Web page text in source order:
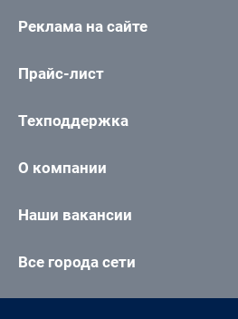
Реклама на сайте
Прайс-лист
Техподдержка
О компании
Наши вакансии
Все города сети